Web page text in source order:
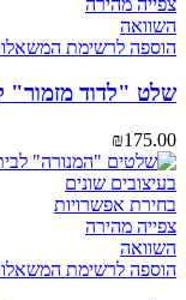
השוואה
הוספה לרשימת
שלט "לדוד מזמור"
₪175.00
בחירת אפשרויות
צפייה מהירה
השוואה
הוספה לרשימת